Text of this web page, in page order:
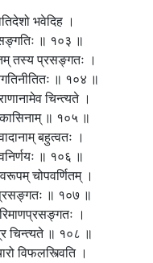
भवेदिह ।
॥ १०३ ॥
तस्य प्रसङ्गतः ।
॥ १०४ ॥
चिन्त्यते ।
॥ १०५ ॥
बहुत्वतः ।
॥ १०६ ॥
चोपवर्णितम् ।
प्रसङ्गतः ॥ १०७ ॥
।
चिन्त्यते ॥ १०८ ॥
विफलस्त्विति ।